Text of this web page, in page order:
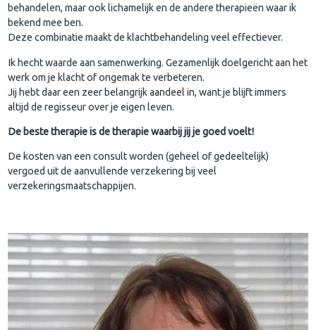
behandelen, maar ook lichamelijk en de andere therapieën waar ik
bekend mee ben.
Deze combinatie maakt de klachtbehandeling veel effectiever.
Ik hecht waarde aan samenwerking. Gezamenlijk doelgericht aan het
werk om je klacht of ongemak te verbeteren.
Jij hebt daar een zeer belangrijk aandeel in, want je blijft immers
altijd de regisseur over je eigen leven.
De beste therapie is de therapie waarbij jij je goed voelt!
De kosten van een consult worden (geheel of gedeeltelijk)
vergoed uit de aanvullende verzekering bij veel
verzekeringsmaatschappijen.